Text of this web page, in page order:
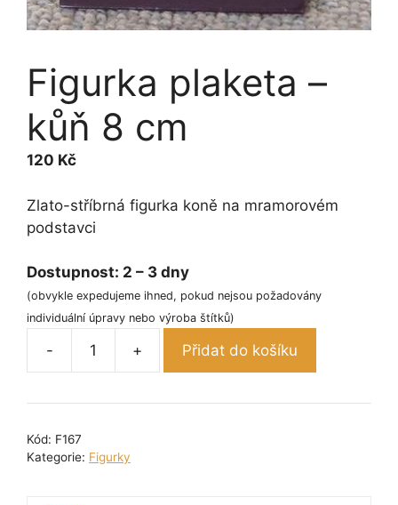
Figurka plaketa –
kůň 8 cm
120 Kč
Zlato-stříbrná figurka koně na mramorovém
podstavci
Dostupnost: 2 – 3 dny
(obvykle expedujeme ihned, pokud nejsou požadovány
individuální úpravy nebo výroba štítků)
-
Figurka
-
+ Přidat do košíku
Kód: F167
Kategorie: Figurky